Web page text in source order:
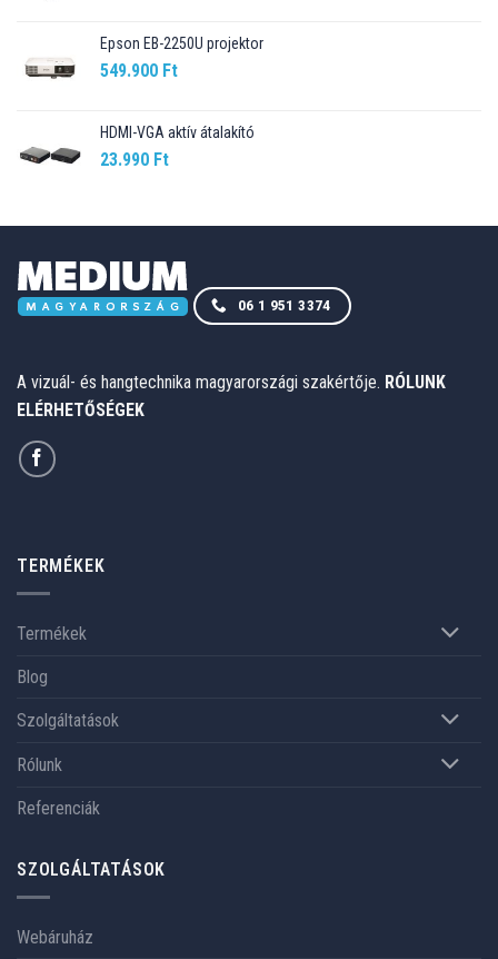
Epson EB-2250U projektor
549.900 Ft
HDMI-VGA aktív átalakító
23.990 Ft
06 1 951 3374
A vizuál- és hangtechnika magyarországi szakértője. RÓLUNK
ELÉRHETŐSÉGEK
TERMÉKEK
Termékek
Blog
Szolgáltatások
Rólunk
Referenciák
SZOLGÁLTATÁSOK
Webáruház